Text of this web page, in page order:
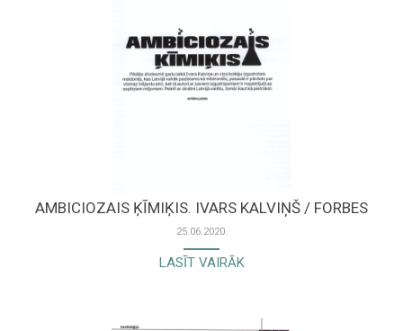
AMBICIOZAIS ĶĪMIĶIS. IVARS KALVIŅŠ / FORBES
25.06.2020.
LASĪT VAIRĀK